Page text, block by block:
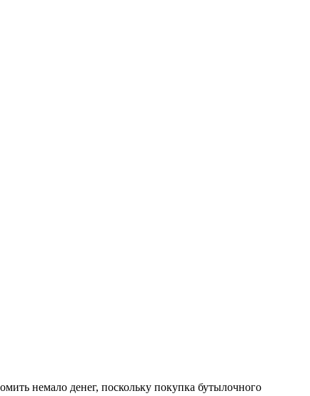
немало денег, поскольку покупка бутылочного